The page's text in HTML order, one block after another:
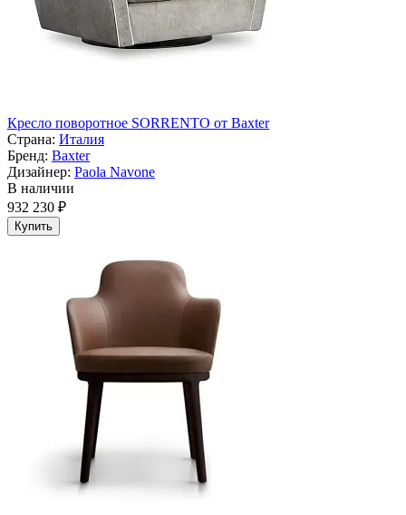
Кресло поворотное SORRENTO от Baxter
Страна: Италия
Бренд: Baxter
Дизайнер: Paola Navone
В наличии
932 230 ₽
Купить